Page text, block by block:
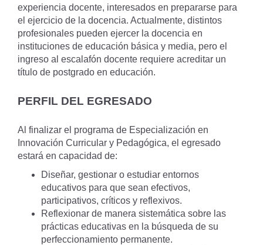
experiencia docente, interesados en prepararse para
el ejercicio de la docencia. Actualmente, distintos
profesionales pueden ejercer la docencia en
instituciones de educación básica y media, pero el
ingreso al escalafón docente requiere acreditar un
título de postgrado en educación.
PERFIL DEL EGRESADO
Al finalizar el programa de Especialización en
Innovación Curricular y Pedagógica, el egresado
estará en capacidad de:
Diseñar, gestionar o estudiar entornos
educativos para que sean efectivos,
participativos, críticos y reflexivos.
Reflexionar de manera sistemática sobre las
prácticas educativas en la búsqueda de su
perfeccionamiento permanente.